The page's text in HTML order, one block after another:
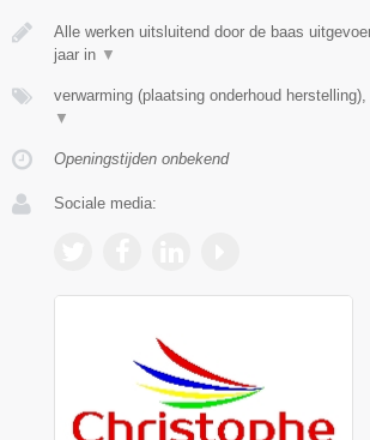
Alle werken uitsluitend door de baas
jaar in ▼
verwarming (plaatsing onderhoud
▼
Openingstijden onbekend
Sociale media: